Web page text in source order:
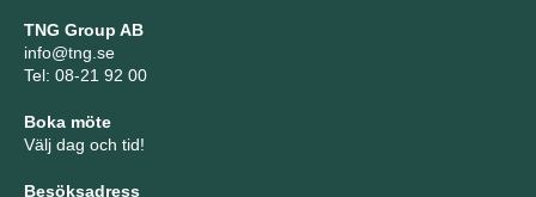
TNG Group AB
info@tng.se
Tel: 08-21 92 00
Boka möte
Välj dag och tid!
Besöksadress